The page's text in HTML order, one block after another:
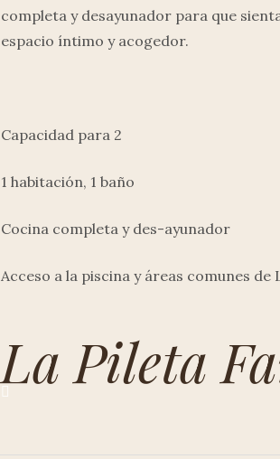
completa y desayunador para que
espacio íntimo y acogedor.
Capacidad para 2
1 habitación, 1 baño
Cocina completa y des-ayunador
Acceso a la piscina y áreas comunes de
La Pileta